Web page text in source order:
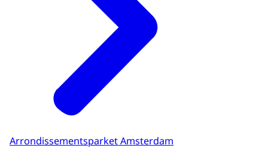
Arrondissementsparket Amsterdam